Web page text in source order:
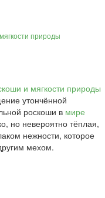
природы
утончённой
роскоши в мире
но невероятно тёплая,
нежности, которое
мехом.